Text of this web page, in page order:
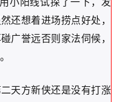
小阳线试探了一下，发
还想着进场捞点好处，
广誉远否则家法伺候，
天方新侠还是没有打涨